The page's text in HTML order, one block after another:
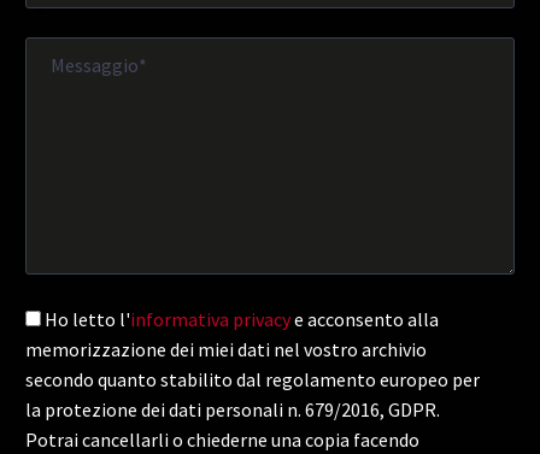
Ho letto l'informativa privacye acconsento alla
memorizzazione dei miei dati nel vostro archivio
secondo quanto stabilito dal regolamento europeo per
la protezione dei dati personali n. 679/2016, GDPR.
Potrai cancellarli o chiederne una copia facendo